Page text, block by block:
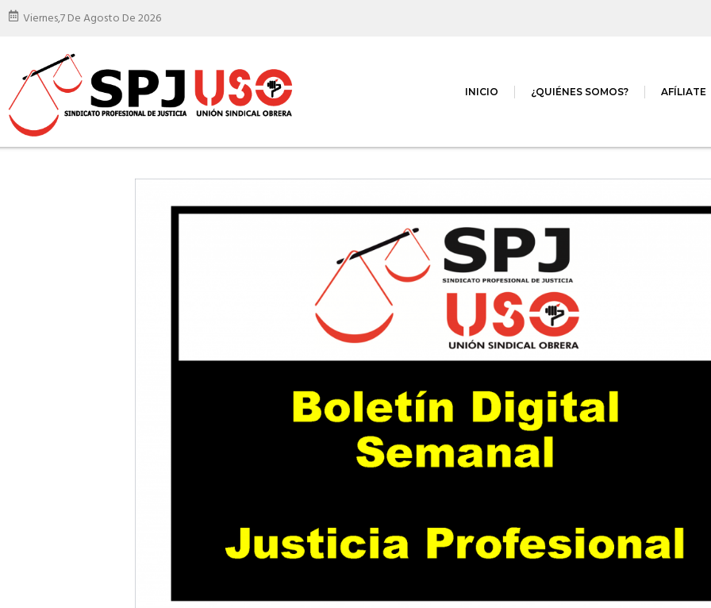
Viernes,7 De Agosto De 2026
INICIO ¿QUIÉNES SOMOS? AFÍLIATE